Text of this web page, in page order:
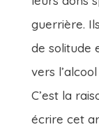
guerrière.
de solitude
vers
C’est la
écrire cet